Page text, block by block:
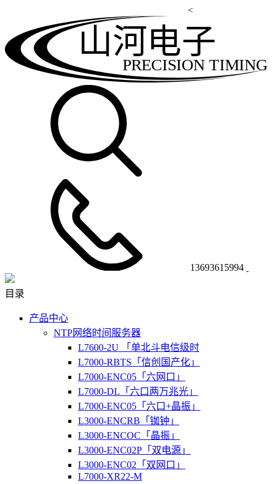
<
PRECISION TIMING
山河电子
13693615994
目录
产品中心
NTP网络时间服务器
L7600-2U 「单北斗电信级时
L7000-RBTS「信创国产化」
L7000-ENC05「六网口」
L7000-DL「六口两万兆光」
L7000-ENC05「六口+晶振」
L3000-ENCRB「铷钟」
L3000-ENCOC「晶振」
L3000-ENC02P「双电源」
L3000-ENC02「双网口」
L7000-XR22-M